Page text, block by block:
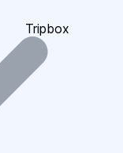
Tripbox